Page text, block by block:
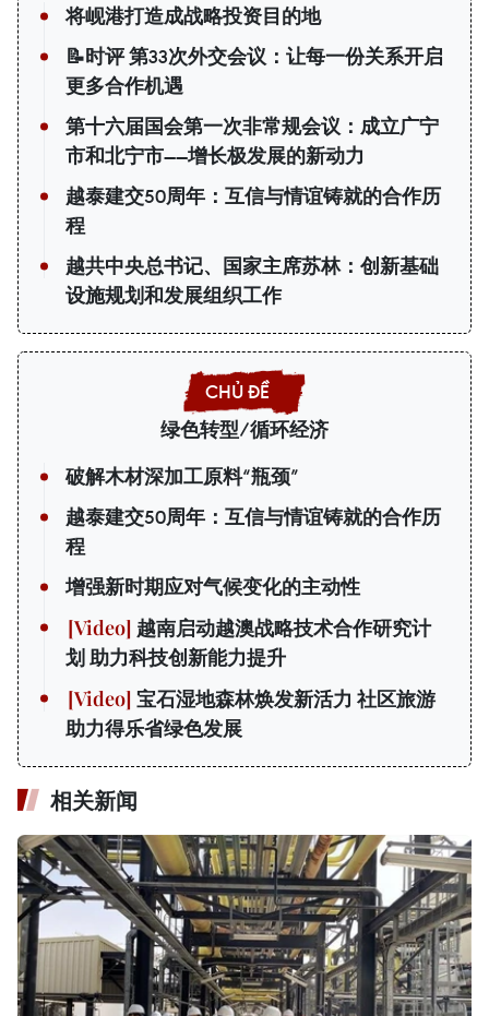
将岘港打造成战略投资目的地
📝时评 第33次外交会议：让每一份关系开启
更多合作机遇
第十六届国会第一次非常规会议：成立广宁
市和北宁市——增长极发展的新动力
越泰建交50周年：互信与情谊铸就的合作历
程
越共中央总书记、国家主席苏林：创新基础
设施规划和发展组织工作
绿色转型/循环经济
破解木材深加工原料“瓶颈”
越泰建交50周年：互信与情谊铸就的合作历
程
增强新时期应对气候变化的主动性
越南启动越澳战略技术合作研究计
划 助力科技创新能力提升
宝石湿地森林焕发新活力 社区旅游
助力得乐省绿色发展
相关新闻